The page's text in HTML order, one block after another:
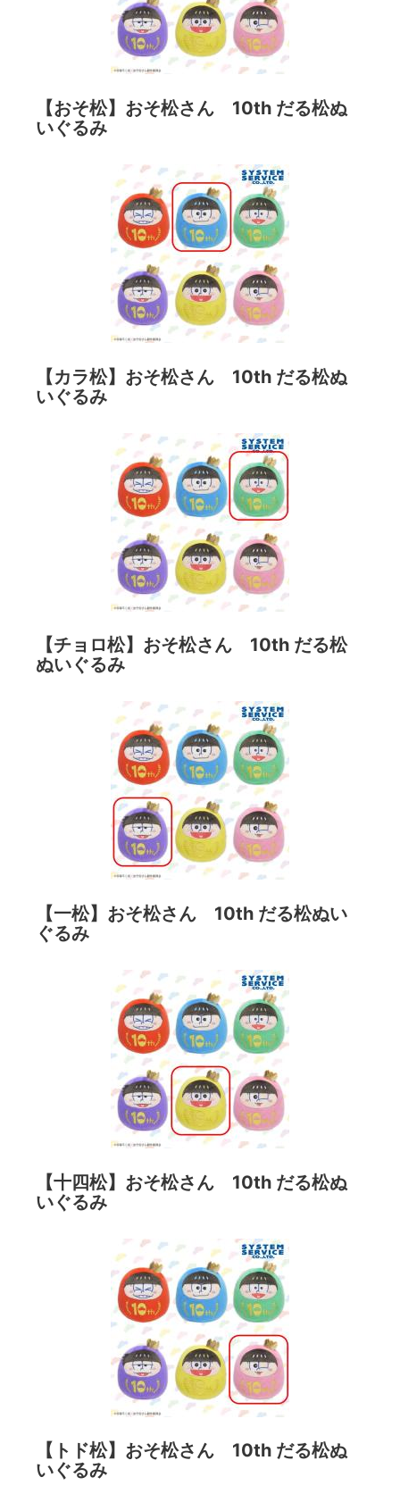
【おそ松】おそ松さん 10th だる松ぬ
いぐるみ
【カラ松】おそ松さん 10th だる松ぬ
いぐるみ
【チョロ松】おそ松さん 10th だる松
ぬいぐるみ
【一松】おそ松さん 10th だる松ぬい
ぐるみ
【十四松】おそ松さん 10th だる松ぬ
いぐるみ
【トド松】おそ松さん 10th だる松ぬ
いぐるみ